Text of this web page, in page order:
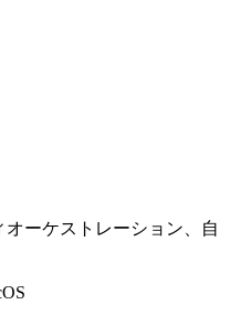
ーケストレーション、自